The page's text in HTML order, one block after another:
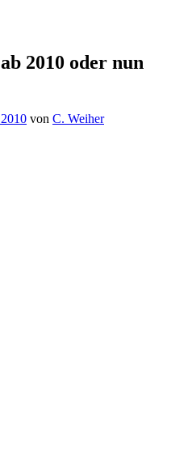
2010 oder nun
von C. Weiher